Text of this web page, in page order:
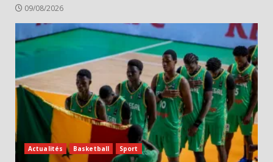
09/08/2026
Actualités Basketball Sport